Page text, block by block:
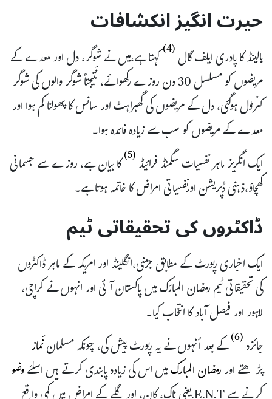
حیرت انگیز انکشافات
ہالینڈ کا پادری ایلف گال(4) کہتا ہے،میں نے شوگر، دل اور معدے کے
مریضوں کو مسلسل 30 دن روزے رکھوائے، نَتیجتاً شوگر والوں کی شوگر
کنڑول ہوگئی، دل کے مریضوں کی گھبراہٹ اور سانس کا پھولنا کم ہوا اور
معدے کے مریضوں کو سب سے زیادہ فائدہ ہوا۔
ایک انگریز ماہر نفسیات سگمنڈ فرائیڈ(5) کا بیان ہے، روزے سے جسمانی
کھچاؤ،ذہنی ڈپریشن اورنفسیاتی امراض کا خاتمہ ہوتا ہے۔
ڈاکٹروں کی تحقیقاتی ٹیم
ایک اخباری رپورٹ کے مطابق جرمنی،انگلینڈ اور امریکہ کے ماہر ڈاکٹروں
کی تحقیقاتی ٹیم رمضان المبارَک میں پاکستان آئی اور انہوں نے کراچی،
لاہور اور فیصل آباد کا انتخاب کیا۔
جائزہ(6) کے بعد اُنہوں نے یہ رپورٹ پیش کی، چونکہ مسلماننَماز
پڑھتے اوررمضان المبارکمیں اس کی زیادہ پابندی کرتے ہیں اسلئےوضو